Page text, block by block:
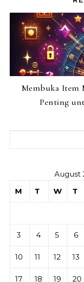
Membuka Item
Penting
August
M
T W T
3 4 5 6
10 11 12 13
17 18 19 20